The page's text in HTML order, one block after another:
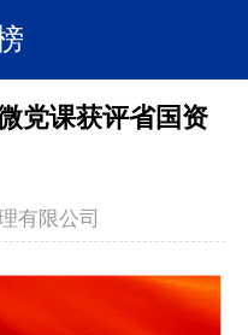
党课获评省国资
有限公司